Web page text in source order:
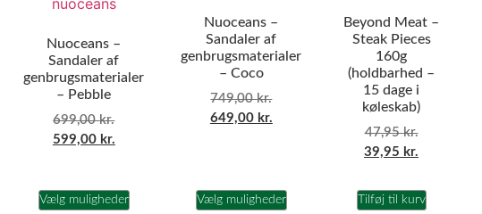
Nuoceans –
Sandaler af
genbrugsmaterialer
– Pebble
699,00kr.
599,00 kr.
Vælg muligheder
Nuoceans –
Sandaler af
genbrugsmaterialer
– Coco
749,00kr.
649,00 kr.
Vælg muligheder
Beyond Meat –
Steak Pieces
160g
(holdbarhed –
15 dage i
køleskab)
47,95kr.
39,95 kr.
Tilføj til kurv